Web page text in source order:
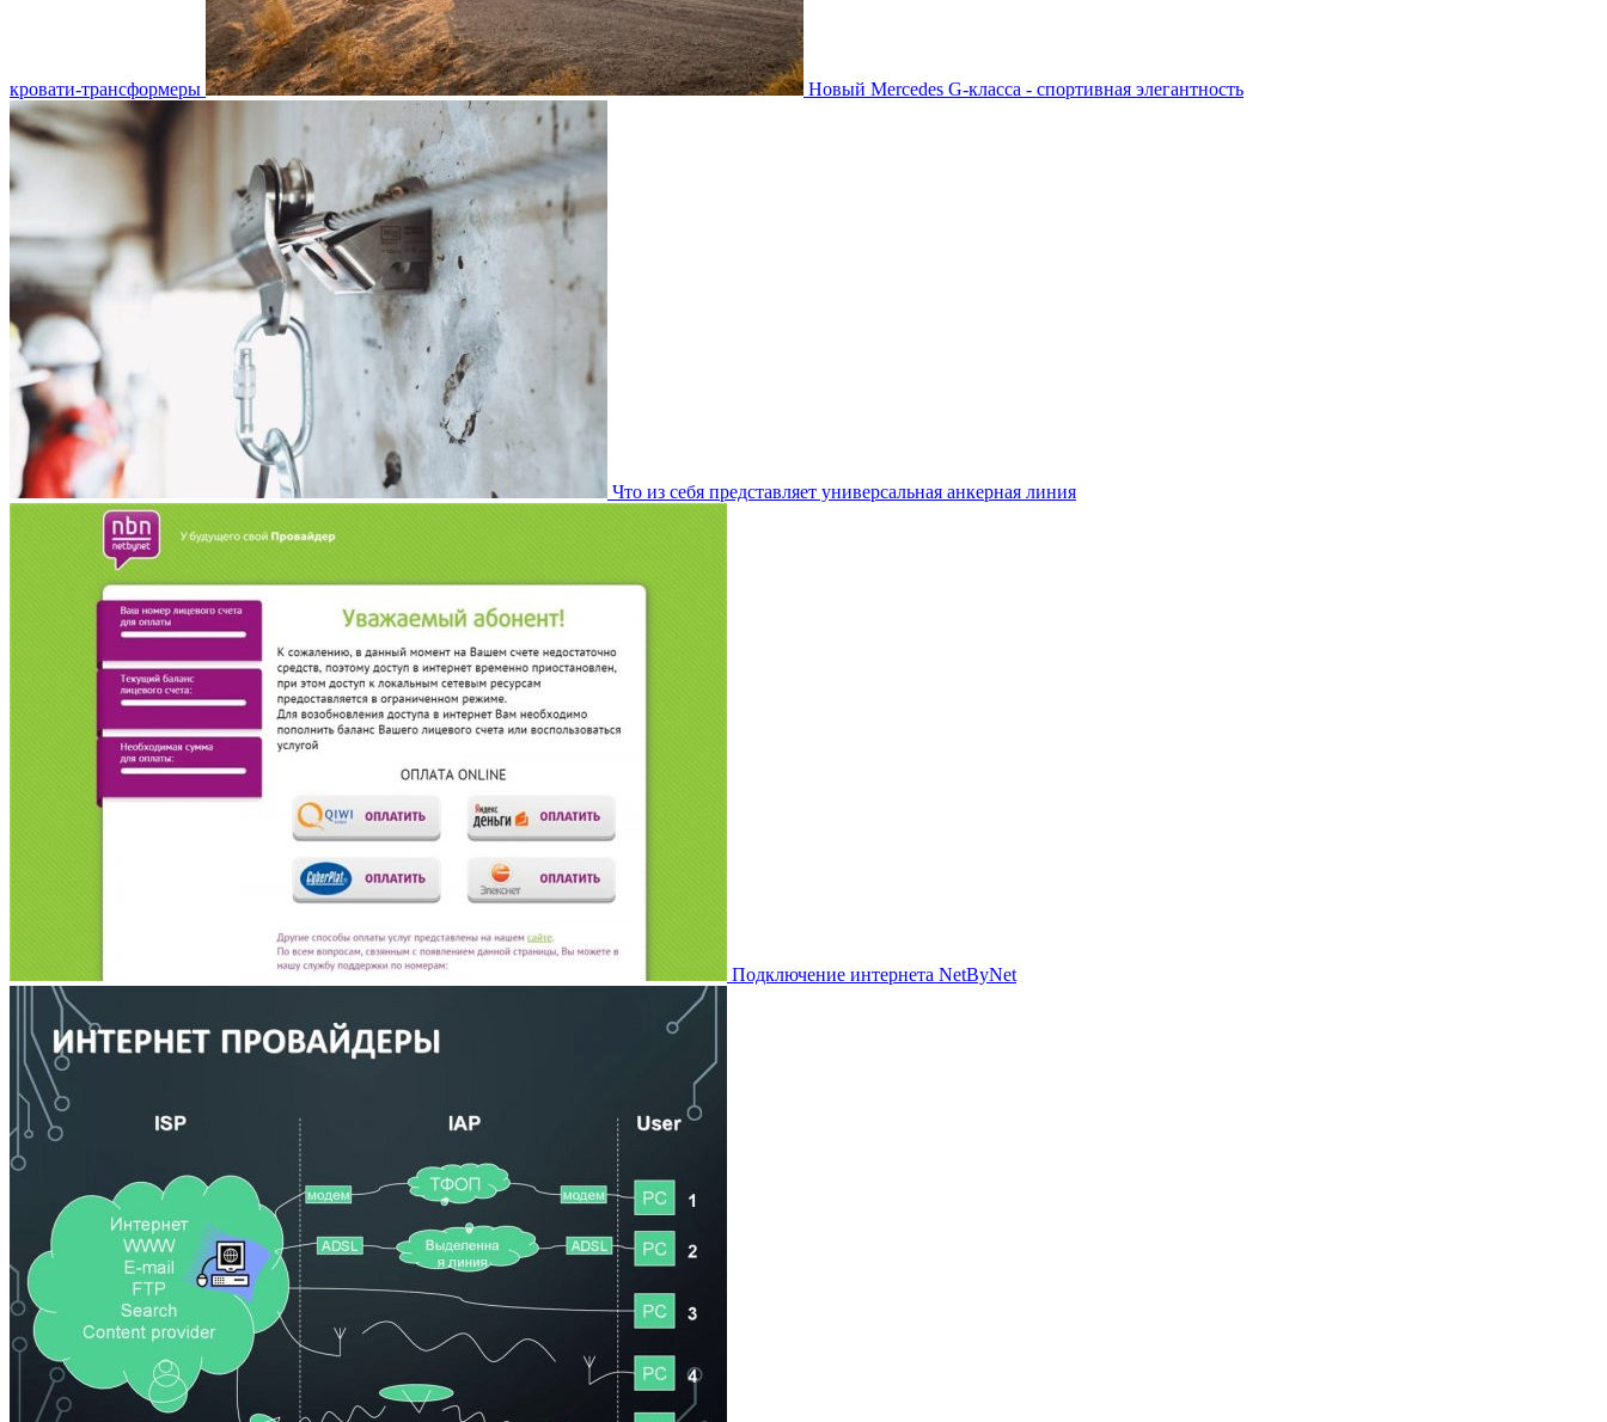
кровати-трансформеры Новый Mercedes G-класса - спортивная элегантность
Что из себя представляет универсальная анкерная линия
Подключение интернета NetByNet